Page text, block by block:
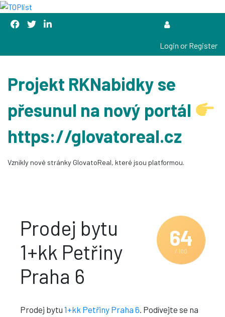
Login or Register
Projekt RKNabidky se
přesunul na nový portál
https://glovatoreal.cz
Vznikly nové stránky GlovatoReal, které jsou platformou.
64
/ 100
Prodej bytu
1+kk Petřiny
Praha 6
Prodej bytu 1+kk Petřiny Praha 6 . Podívejte se na